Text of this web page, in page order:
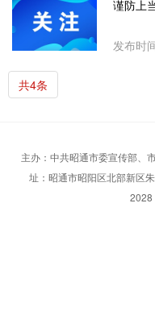
谨防上
发布时
共4条
主办：中共昭通市委宣传部、
址：昭通市昭阳区北部新区
2028